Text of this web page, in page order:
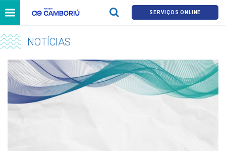
SERVIÇOS ONLINE
NOTÍCIAS